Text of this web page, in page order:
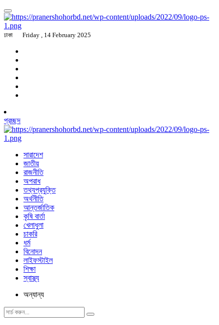
ঢাকা Friday , 14 February 2025
প্রচ্ছদ
সারাদেশ
জাতীয়
রাজনীতি
অপরাধ
তথ্যপ্রযুক্তি
অর্থনীতি
আন্তর্জাতিক
কৃষি বার্তা
খেলাধুলা
চাকরি
ধর্ম
বিনোদন
লাইফস্টাইল
শিক্ষা
স্বাস্থ্য
অন্যান্য